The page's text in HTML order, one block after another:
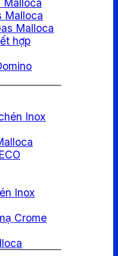
Malloca
Malloca
Malloca
hợp
Inox
Inox
Crome